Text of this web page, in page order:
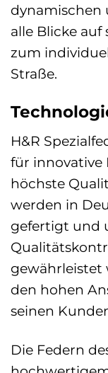
dynamischen
alle Blicke
zum
Straße.
H&R
für innovative
höchste
werden in
gefertigt und
gewährleistet
den hohen
seinen
Die Federn